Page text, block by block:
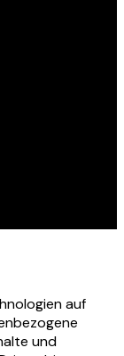
auf
und